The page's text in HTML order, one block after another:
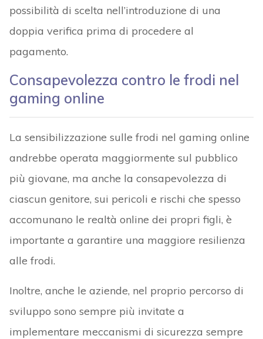
possibilità di scelta nell’introduzione di una
doppia verifica prima di procedere al
pagamento.
Consapevolezza contro le frodi nel
gaming online
La sensibilizzazione sulle frodi nel gaming online
andrebbe operata maggiormente sul pubblico
più giovane, ma anche la consapevolezza di
ciascun genitore, sui pericoli e rischi che spesso
accomunano le realtà online dei propri figli, è
importante a garantire una maggiore resilienza
alle frodi.
Inoltre, anche le aziende, nel proprio percorso di
sviluppo sono sempre più invitate a
implementare meccanismi di sicurezza sempre